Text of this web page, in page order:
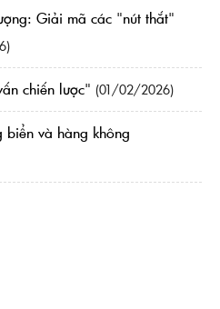
Giải mã các "nút thắt"
chiến lược" (01/02/2026)
biển và hàng không